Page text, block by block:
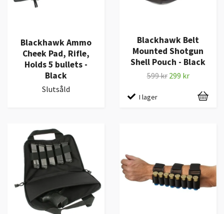
Blackhawk Ammo
Cheek Pad, Rifle,
Holds 5 bullets -
Black
Slutsåld
Blackhawk Belt
Mounted Shotgun
Shell Pouch - Black
599 kr 299 kr
I lager